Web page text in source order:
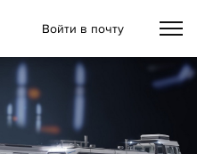
Войти в почту